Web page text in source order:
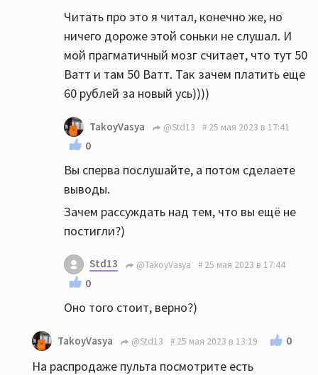
Читать про это я читал, конечно же, но
ничего дороже этой соньки не слушал. И
мой прагматичный мозг считает, что тут 50
Ватт и там 50 Ватт. Так зачем платить еще
60 рублей за новый усь))))
TakoyVasya @Std13 25 мая 2023 в 17:41
0
Вы сперва послушайте, а потом сделаете
выводы.
Зачем рассуждать над тем, что вы ещё не
постигли?)
Std13 @TakoyVasya 25 мая 2023 в 17:44
0
Оно того стоит, верно?)
TakoyVasya @Std13 25 мая 2023 в 13:19 0
На распродаже пульта посмотрите есть